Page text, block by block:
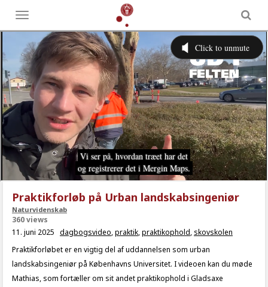
Toggle
menu
Praktikforløb på Urban landskabsingeniør
Naturvidenskab
360 views
11. juni 2025 dagbogsvideo,praktik,praktikophold, skovskolen
Praktikforløbet er en vigtig del af uddannelsen som urban
landskabsingeniør på Københavns Universitet. I videoen kan du møde
Mathias, som fortæller om sit andet praktikophold i Gladsaxe